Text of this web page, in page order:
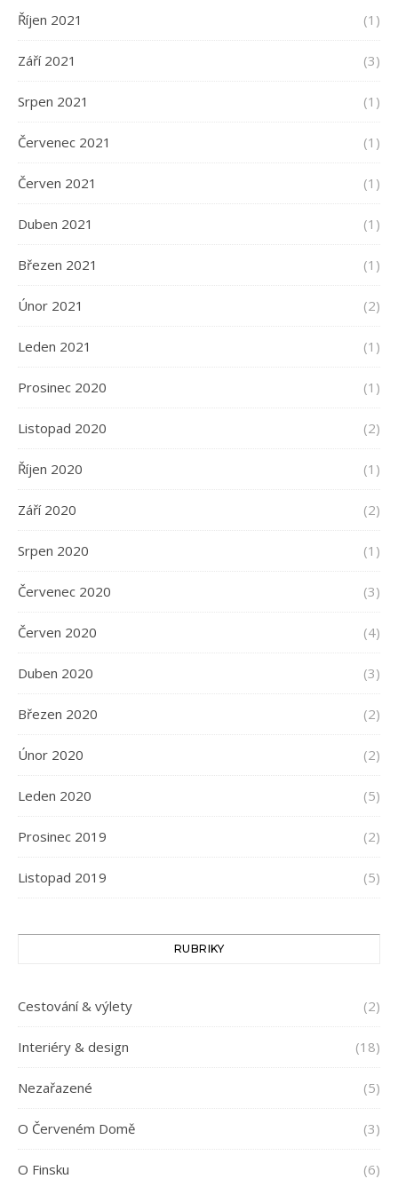
Říjen 2021 (1)
Září 2021 (3)
Srpen 2021 (1)
Červenec 2021 (1)
Červen 2021 (1)
Duben 2021 (1)
Březen 2021 (1)
Únor 2021 (2)
Leden 2021 (1)
Prosinec 2020 (1)
Listopad 2020 (2)
Říjen 2020 (1)
Září 2020 (2)
Srpen 2020 (1)
Červenec 2020 (3)
Červen 2020 (4)
Duben 2020 (3)
Březen 2020 (2)
Únor 2020 (2)
Leden 2020 (5)
Prosinec 2019 (2)
Listopad 2019 (5)
RUBRIKY
Cestování & výlety (2)
Interiéry & design (18)
Nezařazené (5)
O Červeném Domě (3)
O Finsku (6)